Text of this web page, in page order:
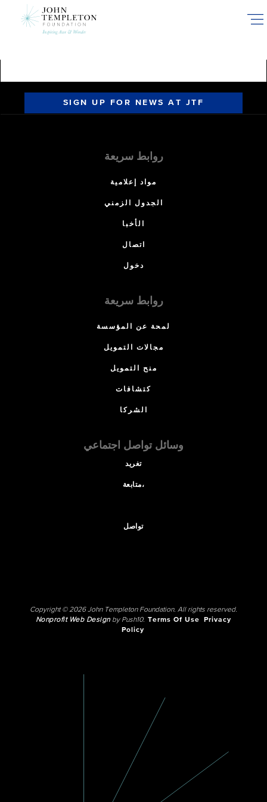
SIGN UP FOR NEWS AT JTF
روابط سريعة
مواد إعلامية
الجدول الزمني
الأخبا
اتصال
دخول
روابط سريعة
لمحة عن المؤسسة
مجالات التمويل
منح التمويل
كتشافات
الشركا
وسائل تواصل اجتماعي
تغريد
متابعة،
تواصل
Copyright © 2026 John Templeton Foundation. All rights reserved.
Nonprofit Web Designby Push10. Terms Of Use
Privacy
Policy